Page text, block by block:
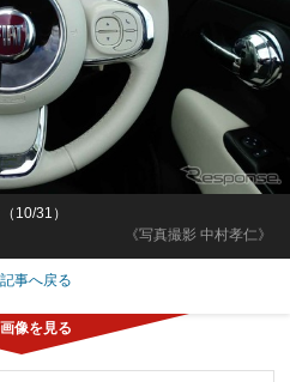
《写真撮影 中村孝仁》
10/31）
事へ戻る